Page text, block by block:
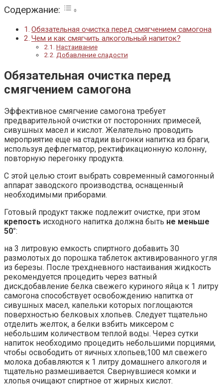
Содержание:
Обязательная очистка перед смягчением самогона
Чем и как смягчить алкогольный напиток?
Настаивание
Добавление сладости
Обязательная очистка перед
смягчением самогона
Эффективное смягчение самогона требует
предварительной очистки от посторонних примесей,
сивушных масел и кислот. Желательно проводить
мероприятие еще на стадии выгонки напитка из браги,
используя дефлегматор, ректификационную колонну,
повторную перегонку продукта.
С этой целью стоит выбрать современный самогонный
аппарат заводского производства, оснащенный
необходимыми приборами.
Готовый продукт также подлежит очистке, при этом
крепость исходного напитка должна быть не меньше
50°:
на 3 литровую емкость спиртного добавить 30
размолотых до порошка таблеток активированного угля
из березы. После трехдневного настаивания жидкость
рекомендуется процедить через ватный
диск;добавление белка свежего куриного яйца к 1 литру
самогона способствует освобождению напитка от
сивушных масел, капельки которых поглощаются
поверхностью белковых хлопьев. Следует тщательно
отделить желток, а белки взбить миксером с
небольшим количеством теплой воды. Через сутки
напиток необходимо процедить небольшими порциями,
чтобы освободить от яичных хлопьев;100 мл свежего
молока добавляются к 1 литру домашнего алкоголя и
тщательно размешивается. Свернувшиеся комки и
хлопья очищают спиртное от жирных кислот.